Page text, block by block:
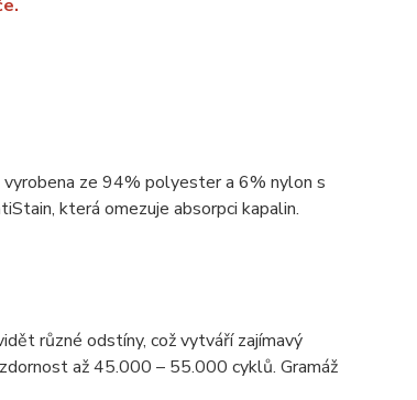
ze 94% polyester a 6% nylon s
která omezuje absorpci kapalin.
různé odstíny, což vytváří zajímavý
až 45.000 – 55.000 cyklů. Gramáž